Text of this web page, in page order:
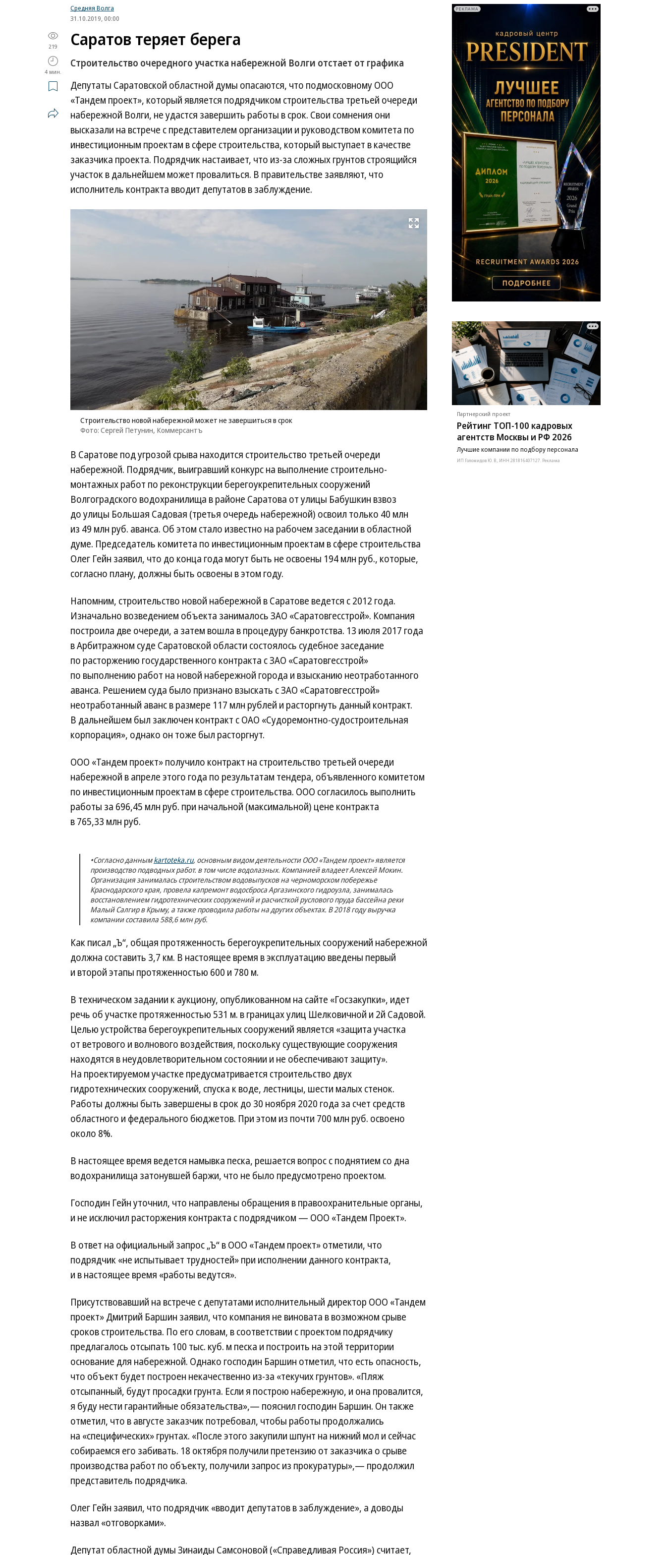
Средняя Волга
31.10.2019, 00:00
219
4 мин.
Саратов теряет берега
Строительство очередного участка набережной Волги отстает от графика
Депутаты Саратовской областной думы опасаются, что подмосковному ООО
«Тандем проект», который является подрядчиком строительства третьей очереди
набережной Волги, не удастся завершить работы в срок. Свои сомнения они
высказали на встрече с представителем организации и руководством комитета по
инвестиционным проектам в сфере строительства, который выступает в качестве
заказчика проекта. Подрядчик настаивает, что из-за сложных грунтов строящийся
участок в дальнейшем может провалиться. В правительстве заявляют, что
исполнитель контракта вводит депутатов в ­заблуждение.
Развернуть на весь экран
Строительство новой набережной может не завершиться в срок
Фото: Сергей Петунин, Коммерсантъ
Строительство
новой
набережной
может
Петунин,
Коммерсантъ
В Саратове под угрозой срыва находится строительство третьей очереди
набережной. Подрядчик, выигравший конкурс на выполнение строительно-
монтажных работ по реконструкции берегоукрепительных сооружений
Волгоградского водохранилища в районе Саратова от улицы Бабушкин взвоз
до улицы Большая Садовая (третья очередь набережной) освоил только 40 млн
из 49 млн руб. аванса. Об этом стало известно на рабочем заседании в областной
думе. Председатель комитета по инвестиционным проектам в сфере строительства
Олег Гейн заявил, что до конца года могут быть не освоены 194 млн руб., которые,
согласно плану, должны быть освоены в этом году.
Напомним, строительство новой набережной в Саратове ведется с 2012 года.
Изначально возведением объекта занималось ЗАО «Саратовгесстрой». Компания
построила две очереди, а затем вошла в процедуру банкротства. 13 июля 2017 года
в Арбитражном суде Саратовской области состоялось судебное заседание
по расторжению государственного контракта с ЗАО «Саратовгесстрой»
по выполнению работ на новой набережной города и взысканию неотработанного
аванса. Решением суда было признано взыскать с ЗАО «Саратовгесстрой»
неотработанный аванс в размере 117 млн рублей и расторгнуть данный контракт.
В дальнейшем был заключен контракт с ОАО «Судоремонтно-судостроительная
корпорация», однако он тоже был расторгнут.
ООО «Тандем проект» получило контракт на строительство третьей очереди
набережной в апреле этого года по результатам тендера, объявленного комитетом
по инвестиционным проектам в сфере строительства. ООО согласилось выполнить
работы за 696,45 млн руб. при начальной (максимальной) цене контракта
в 765,33 млн руб.
•Согласно даннымkartoteka.ru, основным видом деятельности ООО «Тандем проект» является
производство подводных работ. в том числе водолазных. Компанией владеет Алексей Мокин.
Организация занималась строительством водовыпусков на черноморском побережье
Краснодарского края, провела капремонт водосброса Аргазинского гидроузла, занималась
восстановлением гидротехнических сооружений и расчисткой руслового пруда бассейна реки
Малый Салгир в Крыму, а также проводила работы на других объектах. В 2018 году выручка
компании составила 588,6 млн руб.
Как писал „Ъ“, общая протяженность берегоукрепительных сооружений набережной
должна составить 3,7 км. В настоящее время в эксплуатацию введены первый
и второй этапы протяженностью 600 и 780 м.
В техническом задании к аукциону, опубликованном на сайте «Госзакупки», идет
речь об участке протяженностью 531 м. в границах улиц Шелковичной и 2й Садовой.
Целью устройства берегоукрепительных сооружений является «защита участка
от ветрового и волнового воздействия, поскольку существующие сооружения
находятся в не­удовлетворительном состоянии и не обеспечивают защиту».
На проектируемом участке предусматривается строительство двух
гидротехнических сооружений, спуска к воде, лестницы, шести малых стенок.
Работы должны быть завершены в срок до 30 ноября 2020 года за счет средств
областного и федерального бюджетов. При этом из почти 700 млн руб. освоено
около 8%.
В настоящее время ведется намывка песка, решается вопрос с поднятием со дна
водохранилища затонувшей баржи, что не было предусмотрено проектом.
Господин Гейн уточнил, что направлены обращения в правоохранительные органы,
и не исключил расторжения контракта с подрядчиком — ООО «Тандем ­Проект».
В ответ на официальный запрос „Ъ“ в ООО «Тандем проект» отметили, что
подрядчик «не испытывает трудностей» при исполнении данного контракта,
и в настоящее время «работы ведутся».
Присутствовавший на встрече с депутатами исполнительный директор ООО «Тандем
проект» Дмитрий Баршин заявил, что компания не виновата в возможном срыве
сроков строительства. По его словам, в соответствии с проектом подрядчику
предлагалось отсыпать 100 тыс. куб. м песка и построить на этой территории
основание для набережной. Однако господин Баршин отметил, что есть опасность,
что объект будет построен некачественно из-за «текучих грунтов». «Пляж
отсыпанный, будут просадки грунта. Если я построю набережную, и она провалится,
я буду нести гарантийные обязательства»,— пояснил господин Баршин. Он также
отметил, что в августе заказчик потребовал, чтобы работы продолжались
на «специфических» грунтах. «После этого закупили шпунт на нижний мол и сейчас
собираемся его забивать. 18 октября получили претензию от заказчика о срыве
производства работ по объекту, получили запрос из прокуратуры»,— продолжил
представитель подрядчика.
Олег Гейн заявил, что подрядчик «вводит депутатов в заблуждение», а доводы
назвал «отговорками».
Депутат областной думы Зинаиды Самсоновой («Справедливая Россия») считает,
РЕКЛАМА
Партнерский проект
Рейтинг ТОП-100 кадровых
агентств Москвы и РФ 2026
Лучшие компании по подбору персонала
ИП Голомидов Ю. В., ИНН 281816407127. Реклама